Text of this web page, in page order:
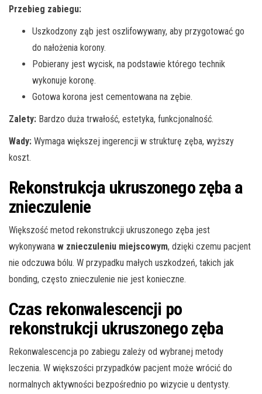
Przebieg zabiegu:
Uszkodzony ząb jest oszlifowywany, aby przygotować go
do nałożenia korony.
Pobierany jest wycisk, na podstawie którego technik
wykonuje koronę.
Gotowa korona jest cementowana na zębie.
Zalety: Bardzo duża trwałość, estetyka, funkcjonalność.
Wady: Wymaga większej ingerencji w strukturę zęba, wyższy
koszt.
Rekonstrukcja ukruszonego zęba a
znieczulenie
Większość metod rekonstrukcji ukruszonego zęba jest
wykonywana w znieczuleniu miejscowym, dzięki czemu pacjent
nie odczuwa bólu. W przypadku małych uszkodzeń, takich jak
bonding, często znieczulenie nie jest konieczne.
Czas rekonwalescencji po
rekonstrukcji ukruszonego zęba
Rekonwalescencja po zabiegu zależy od wybranej metody
leczenia. W większości przypadków pacjent może wrócić do
normalnych aktywności bezpośrednio po wizycie u dentysty.